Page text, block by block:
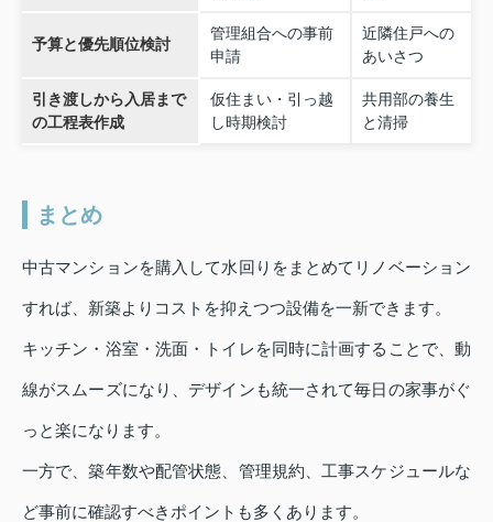
予算と優先順位検討
管理組合への事前
申請
近隣住戸への
あいさつ
引き渡しから入居まで
の工程表作成
仮住まい・引っ越
し時期検討
共用部の養生
と清掃
まとめ
中古マンションを購入して水回りをまとめてリノベーション
すれば、新築よりコストを抑えつつ設備を一新できます。
キッチン・浴室・洗面・トイレを同時に計画することで、動
線がスムーズになり、デザインも統一されて毎日の家事がぐ
っと楽になります。
一方で、築年数や配管状態、管理規約、工事スケジュールな
ど事前に確認すべきポイントも多くあります。